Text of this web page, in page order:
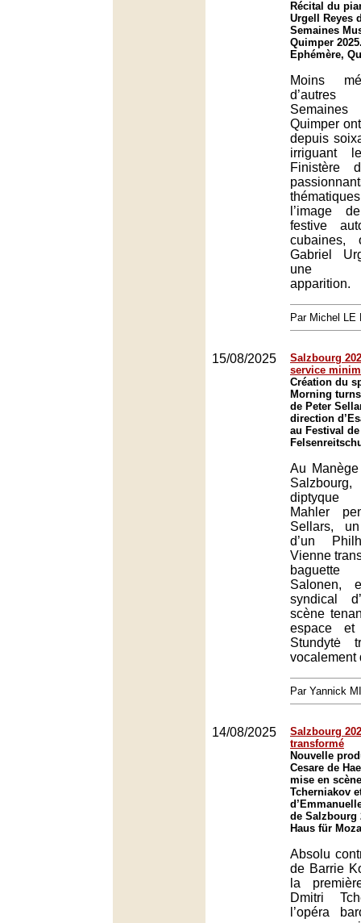
Récital du
Urgell Reyes
Semaines
Quimper
Ephémère,
Moins
d’autres
Quimper
depuis
irriguant
Finistère
l’image
festive
cubaines,
Gabriel
une
apparition.
Par Michel LE
15/08/2025
Salzbourg
service
Création du
Morning
de Peter
direction
au Festival
Au
Salzbourg,
diptyque
Mahler
Sellars,
d’un
Vienne
baguette
Salonen,
syndical
scène
espace et
Stundytė
vocalement
Par Yannick
14/08/2025
Salzbourg
transformé
Nouvelle
Cesare de
mise en
Tcherniakov
de Salzbourg
Haus für
Absolu
de Barrie
la
Dmitri
l’opéra